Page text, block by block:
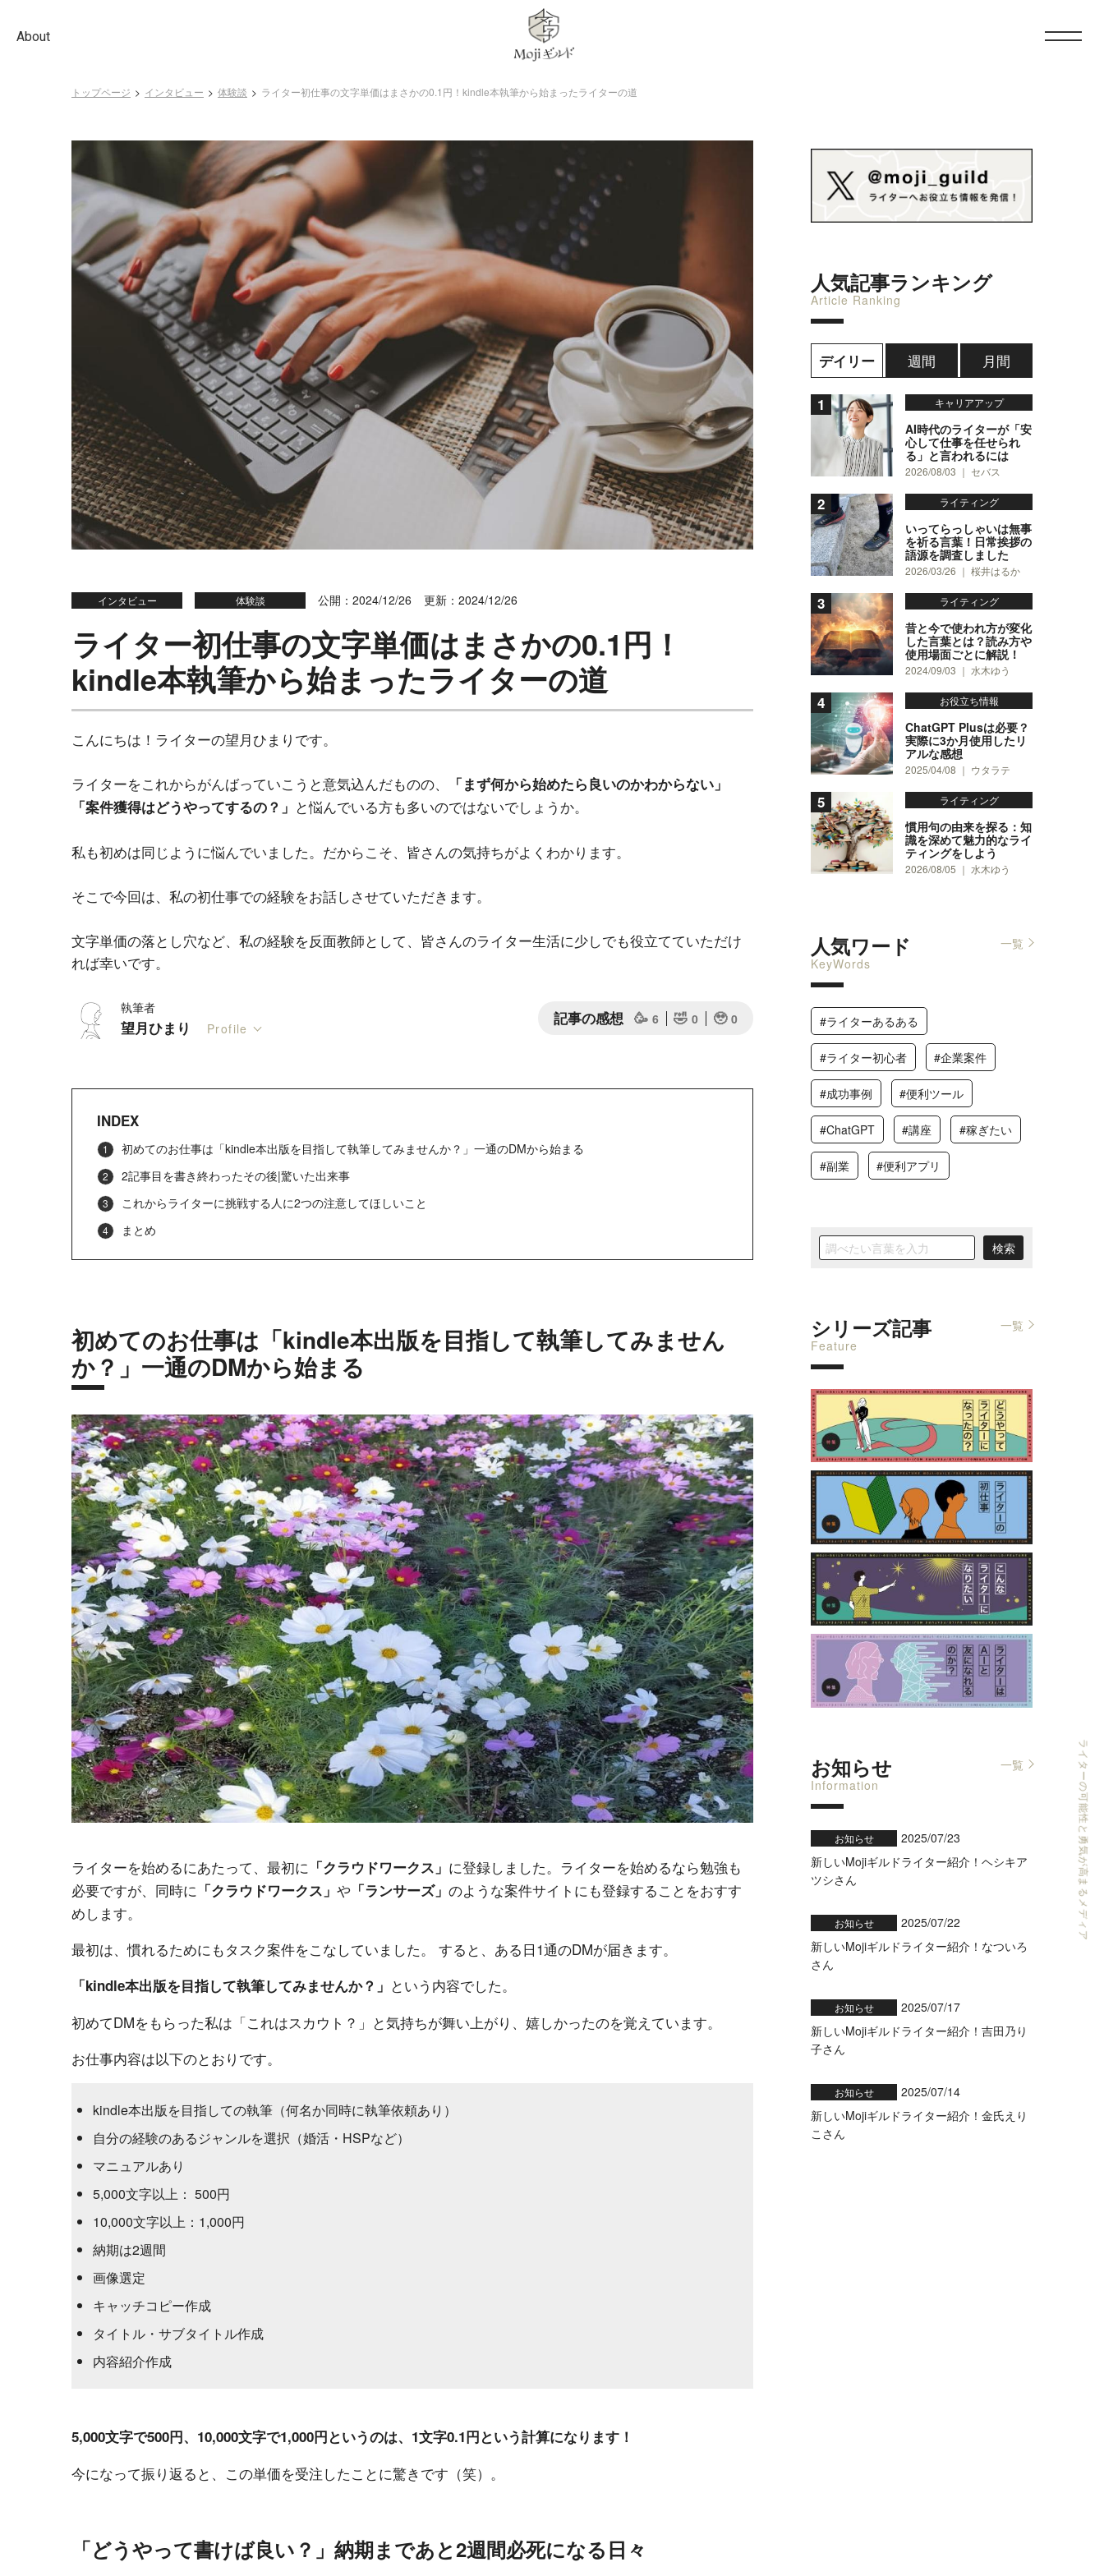
About
トップページ インタビュー 体験談 ライター初仕事の文字単価はまさかの0.1円！kindle本執筆から始まったライターの道
インタビュー 体験談 公開：2024/12/26 更新：2024/12/26
ライター初仕事の文字単価はまさかの0.1円！
kindle本執筆から始まったライターの道
こんにちは！ライターの望月ひまりです。
ライターをこれからがんばっていこうと意気込んだものの、
「まず何から始めたら良いのかわからない」
「案件獲得はどうやってするの？」 と悩んでいる方も多いのではないでしょうか。
私も初めは同じように悩んでいました。だからこそ、皆さんの気持ちがよくわかります。
そこで今回は、私の初仕事での経験をお話しさせていただきます。
文字単価の落とし穴など、私の経験を反面教師として、皆さんのライター生活に少しでも役立てていただけ
れば幸いです。
執筆者
望月ひまり Profile
記事の感想 🥳 6 🤣 0 🥹 0
INDEX
初めてのお仕事は「kindle本出版を目指して執筆してみませんか？」一通のDMから始まる
2記事目を書き終わったその後|驚いた出来事
これからライターに挑戦する人に2つの注意してほしいこと
まとめ
初めてのお仕事は「kindle本出版を目指して執筆してみません
か？」一通のDMから始まる
ライターを始めるにあたって、最初に 「クラウドワークス」 に登録しました。ライターを始めるなら勉強も
必要ですが、同時に 「クラウドワークス」 や 「ランサーズ」 のような案件サイトにも登録することをおすす
めします。
最初は、慣れるためにもタスク案件をこなしていました。 すると、ある日1通のDMが届きます。
「kindle本出版を目指して執筆してみませんか？」 という内容でした。
初めてDMをもらった私は「これはスカウト？」と気持ちが舞い上がり、嬉しかったのを覚えています。
お仕事内容は以下のとおりです。
kindle本出版を目指しての執筆（何名か同時に執筆依頼あり）
自分の経験のあるジャンルを選択（婚活・HSPなど）
マニュアルあり
5,000文字以上： 500円
10,000文字以上：1,000円
納期は2週間
画像選定
キャッチコピー作成
タイトル・サブタイトル作成
内容紹介作成
5,000文字で500円、10,000文字で1,000円というのは、1文字0.1円という計算になります！
今になって振り返ると、この単価を受注したことに驚きです（笑）。
「どうやって書けば良い？」納期まであと2週間必死になる日々
人気記事ランキング
Article Ranking
デイリー 週間 月間
キャリアアップ
AI時代のライターが「安
心して仕事を任せられ
る」と言われるには
2026/08/03 ｜ セバス
ライティング
いってらっしゃいは無事
を祈る言葉！日常挨拶の
語源を調査しました
2026/03/26 ｜ 桜井はるか
ライティング
昔と今で使われ方が変化
した言葉とは？読み方や
使用場面ごとに解説！
2024/09/03 ｜ 水木ゆう
お役立ち情報
ChatGPT Plusは必要？
実際に3か月使用したリ
アルな感想
2025/04/08 ｜ ウタラテ
ライティング
慣用句の由来を探る：知
識を深めて魅力的なライ
ティングをしよう
2026/08/05 ｜ 水木ゆう
人気ワード
KeyWords
一覧
#ライターあるある
#ライター初心者 #企業案件
#成功事例 #便利ツール
#ChatGPT #講座 #稼ぎたい
#副業 #便利アプリ
シリーズ記事
Feature
一覧
お知らせ
Information
一覧
お知らせ
2025/07/23
新しいMojiギルドライター紹介！ヘシキア
ツシさん
お知らせ
2025/07/22
新しいMojiギルドライター紹介！なついろ
さん
お知らせ
2025/07/17
新しいMojiギルドライター紹介！吉田乃り
子さん
お知らせ
2025/07/14
新しいMojiギルドライター紹介！金氏えり
こさん
ライターの可能性と勇気が高まるメディア